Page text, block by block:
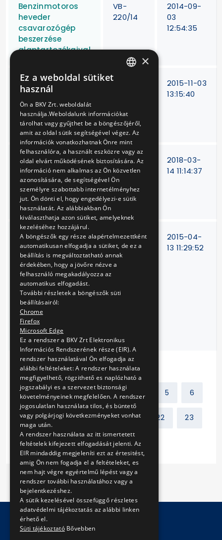
Benzinmotoros
heveder
csavarozógép
beszerzése
alaptartozékaival
VB-
220/14
2014-09-
03
12:54:35
Beruházási
kölcsön felvétele
150 db autóbusz
beszerzés
finanszírozására
V-
2015-11-03
13:15:40
Beszerzést
támogató
informatikai
keretrendszer
működtetése
15/V-
73/12
2018-03-
14 11:14:37
Billenő
aknafedelek
javítása és
karbantartása
Hungária, Száva
kocsiszínben,
valamint az M4
metró Kelenföldi
járműtelep „K”
épületében
V-
415/14
2015-04-
13 11:29:52
Előző 1 2 3 5 6
7 8 9 10 ... 22 23
Következő
×
Ez a weboldal sütiket
használ
Ön a BKV Zrt. weboldalát
használja.Weboldalunk információkat
tárolhat vagy gyűjthet be a böngészőjéről,
amit az oldal sütik segítségével végez. Az
információk vonatkozhatnak Önre mint
felhasználóra, a használt eszközre vagy az
oldal elvárt működésének biztosítására. Az
információ nem alkalmas az Ön közvetlen
azonosítására, de segítségével Ön
személyre szabottabb internetélményhez
jut. Ön dönti el, hogy engedélyezi-e sütik
használatát. Az alábbiakban Ön
kiválaszthatja azon sütiket, amelyeknek
kezeléséhez hozzájárul.
A böngészők egy része alapértelmezettként
automatikusan elfogadja a sütiket, de ez a
beállítás is megváltoztatható annak
érdekében, hogy a jövőre nézve a
felhasználó megakadályozza az
automatikus elfogadást.
További részletek a böngészők süti
beállításairól:
Chrome
Firefox
Microsoft Edge
Ez a rendszer a BKV Zrt Elektronikus
Információs Rendszerének része (EIR). A
rendszer használatával Ön elfogadja az
alábbi feltételeket: A rendszer használata
megfigyelhető, rögzithető es naplózható a
jogszabályi es a szervezet biztonsági
követelményeinek megfelelően. A rendszer
jogosulatlan használata tilos, és büntető
vagy polgárjogi következményeket vonhat
maga után.
A rendszer használata az itt ismertetett
feltételek kifejezett elfogadását jelenti. Az
EIR mindaddig megjeleníti ezt az értesitést,
amig Ön nem fogadja el a feltételeket, es
nem hajt végre egyértelmű lépést vagy a
rendszer további használatához vagy a
bejelentkezéshez.
A sütik kezelésével összefüggő részletes
adatvédelmi tájékoztatás az alábbi linken
érhető el.
Süti tájékoztató Bővebben